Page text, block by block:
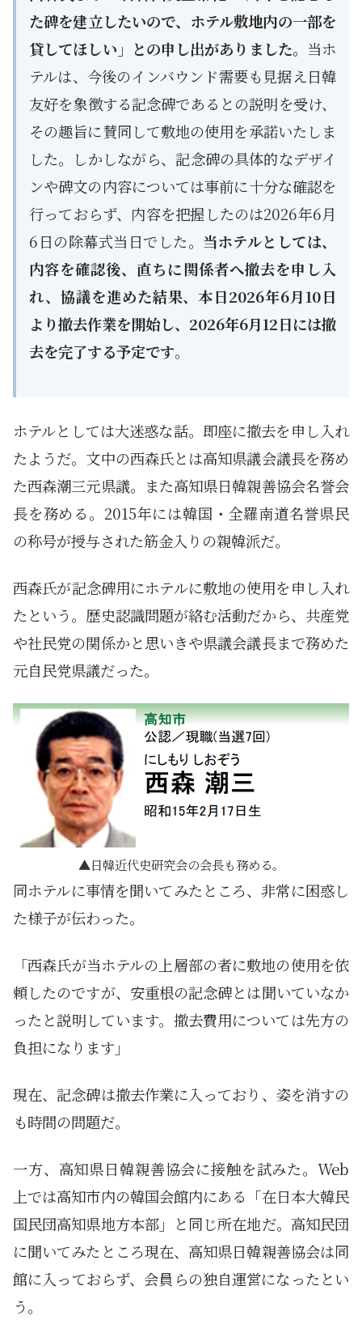
た碑を建立したいので、ホテル敷地内の一部を
貸してほしい」との申し出がありました。 当ホ
テルは、今後のインバウンド需要も見据え日韓
友好を象徴する記念碑であるとの説明を受け、
その趣旨に賛同して敷地の使用を承諾いたしま
した。しかしながら、記念碑の具体的なデザイ
ンや碑文の内容については事前に十分な確認を
行っておらず、内容を把握したのは2026年6月
6日の除幕式当日でした。 当ホテルとしては、
内容を確認後、直ちに関係者へ撤去を申し入
れ、協議を進めた結果、本日2026年6月10日
より撤去作業を開始し、2026年6月12日には撤
去を完了する予定です。
ホテルとしては大迷惑な話。即座に撤去を申し入れ
たようだ。文中の西森氏とは高知県議会議長を務め
た西森潮三元県議。また高知県日韓親善協会名誉会
長を務める。2015年には韓国・全羅南道名誉県民
の称号が授与された筋金入りの親韓派だ。
西森氏が記念碑用にホテルに敷地の使用を申し入れ
たという。歴史認識問題が絡む活動だから、共産党
や社民党の関係かと思いきや県議会議長まで務めた
元自民党県議だった。
日韓近代史研究会の会長も務める。
同ホテルに事情を聞いてみたところ、非常に困惑し
た様子が伝わった。
「西森氏が当ホテルの上層部の者に敷地の使用を依
頼したのですが、安重根の記念碑とは聞いていなか
ったと説明しています。撤去費用については先方の
負担になります」
現在、記念碑は撤去作業に入っており、姿を消すの
も時間の問題だ。
一方、高知県日韓親善協会に接触を試みた。Web
上では高知市内の韓国会館内にある「在日本大韓民
国民団高知県地方本部」と同じ所在地だ。高知民団
に聞いてみたところ現在、高知県日韓親善協会は同
館に入っておらず、会員らの独自運営になったとい
う。